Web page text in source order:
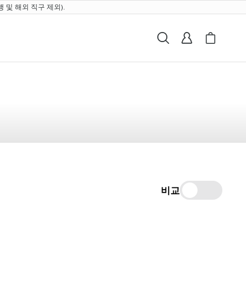
및 해외 직구 제외).
검색로그인
My Breville
Cart
비교